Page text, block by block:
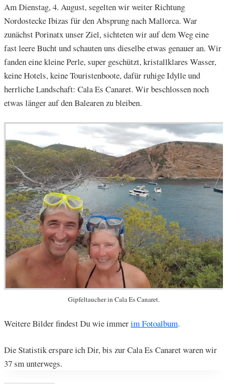
Am Dienstag, 4. August, segelten wir weiter Richtung
Nordostecke Ibizas für den Absprung nach Mallorca. War
zunächst Porinatx unser Ziel, sichteten wir auf dem Weg eine
fast leere Bucht und schauten uns dieselbe etwas genauer an. Wir
fanden eine kleine Perle, super geschützt, kristallklares Wasser,
keine Hotels, keine Touristenboote, dafür ruhige Idylle und
herrliche Landschaft: Cala Es Canaret. Wir beschlossen noch
etwas länger auf den Balearen zu bleiben.
Gipfeltaucher in Cala Es Canaret.
Weitere Bilder findest Du wie immerim Fotoalbum.
Die Statistik erspare ich Dir, bis zur Cala Es Canaret waren wir
37 sm unterwegs.